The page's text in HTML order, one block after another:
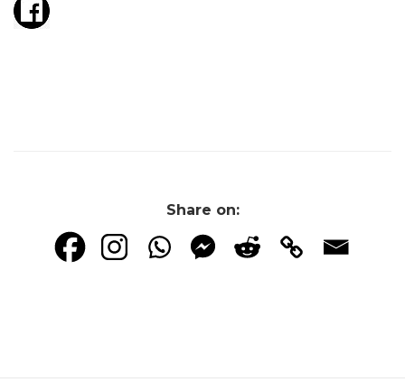
Share on: